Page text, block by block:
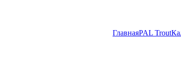
ГлавнаяPAL Trout